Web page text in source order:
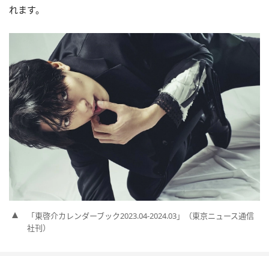
れます。
「東啓介カレンダーブック2023.04-2024.03」（東京ニュース通信
社刊）